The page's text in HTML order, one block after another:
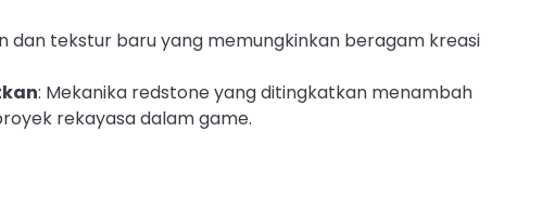
dan tekstur baru yang memungkinkan beragam kreasi
: Mekanika redstone yang ditingkatkan menambah
rekayasa dalam game.